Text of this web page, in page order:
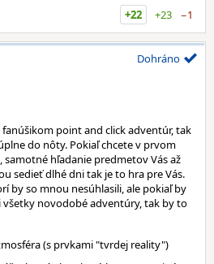
+22
+23 −1
Dohráno
point and click adventúr, tak
do nôty. Pokiaľ chcete v prvom
hľadanie predmetov Vás až
sedieť dlhé dni tak je to hra pre Vás.
by so mnou nesúhlasili, ale pokiaľ by
novodobé adventúry, tak by to
(s prvkami "tvrdej reality")